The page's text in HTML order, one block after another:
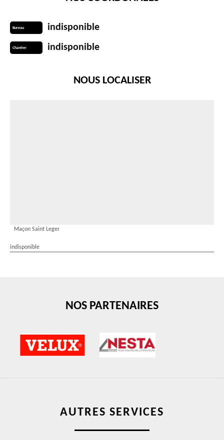
Bureau indisponible
Chantier indisponible
NOUS LOCALISER
Maçon Saint Leger
indisponible
NOS PARTENAIRES
AUTRES SERVICES